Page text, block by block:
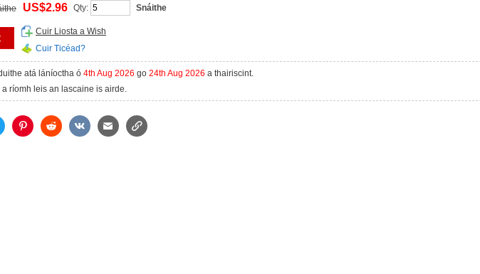
US$2.96 Qty: Snáithe
Cuir Liosta a Wish
Cuir Ticéad?
atá láníoctha ó 4th Aug 2026 go 24th Aug 2026 a thairiscint.
ríomh leis an lascaine is airde.